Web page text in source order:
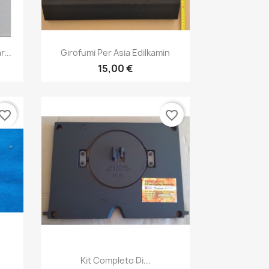
Anteprima
Girofumi Per Asia Edilkamin
15,00 €
Anteprima
Kit Completo Di...
favorite_border